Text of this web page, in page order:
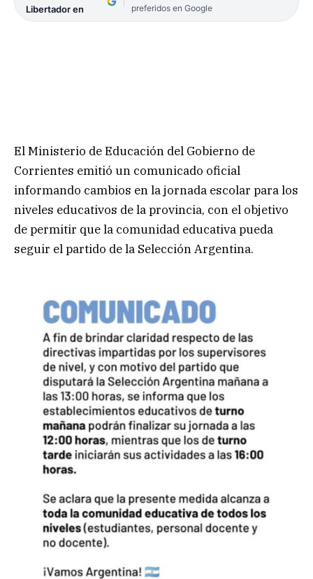
Libertador en
preferidos en Google
El Ministerio de Educación del Gobierno de
Corrientes emitió un comunicado oficial
informando cambios en la jornada escolar para los
niveles educativos de la provincia, con el objetivo
de permitir que la comunidad educativa pueda
seguir el partido de la Selección Argentina.